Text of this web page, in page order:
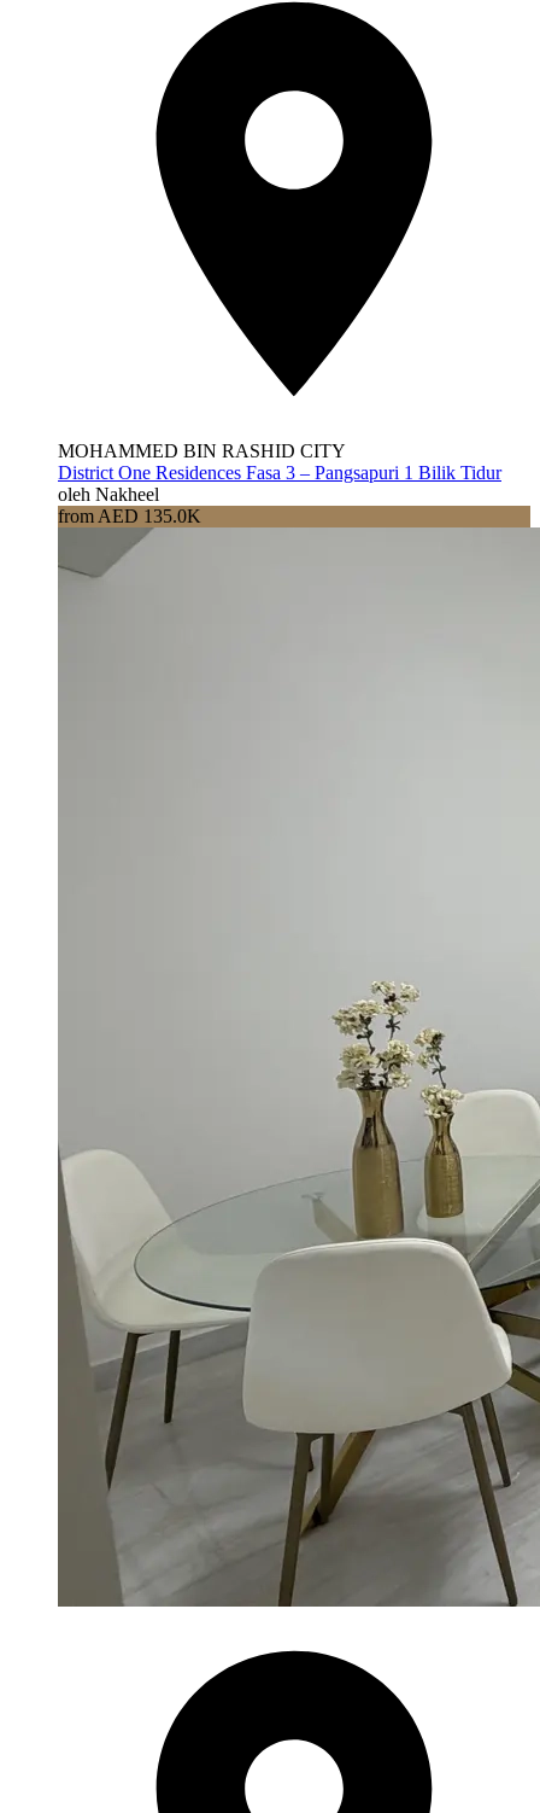
MOHAMMED BIN RASHID CITY
District One Residences Fasa 3 – Pangsapuri 1 Bilik Tidur
oleh Nakheel
from AED 135.0K